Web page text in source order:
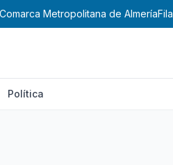
Comarca Metropolitana de Almería
Política